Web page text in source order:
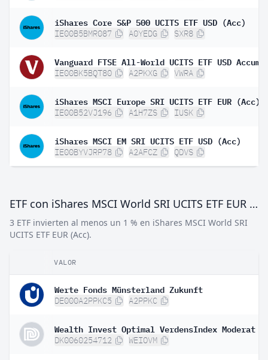
iShares Core S&P 500 UCITS ETF USD (Acc)
IE00B5BMR087 A0YEDG SXR8
IE00BK5BQT80 A2PKXG VWRA
iShares MSCI Europe SRI UCITS ETF EUR (Acc)
IE00B52VJ196 A1H7ZS IUSK
iShares MSCI EM SRI UCITS ETF USD (Acc)
IE00BYVJRP78 A2AFCZ QDVS
ETF con iShares MSCI World SRI UCITS ETF EUR (Acc)
3 ETF invierten al menos un 1 % en iShares MSCI World SRI
UCITS ETF EUR (Acc).
VALOR
Werte Fonds Münsterland Zukunft
DE000A2PPKC5 A2PPKC
Wealth Invest Optimal VerdensIndex Moderat
DK0060254712 WEIOVM